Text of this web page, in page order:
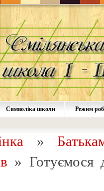
Символіка школи Режим
»
»